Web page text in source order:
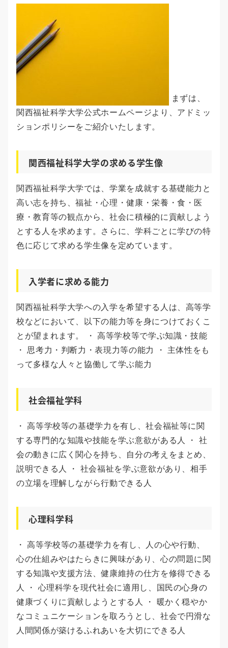
まずは、
関西福祉科学大学公式ホームページより、アドミッ
ションポリシーをご紹介いたします。
関西福祉科学大学の求める学生像
関西福祉科学大学では、学業を成就する基礎能力と
高い志を持ち、福祉・心理・健康・栄養・食・医
療・教育等の観点から、社会に積極的に貢献しよう
とする人を求めます。さらに、学科ごとに学びの特
色に応じて求める学生像を定めています。
入学者に求める能力
関西福祉科学大学への入学を希望する人は、高等学
校などにおいて、以下の能力等を身につけておくこ
とが望まれます。 ・ 高等学校等で学ぶ知識・技能
・ 思考力・判断力・表現力等の能力 ・ 主体性をも
って多様な人々と協働して学ぶ能力
社会福祉学科
・ 高等学校等の基礎学力を有し、社会福祉等に関
する専門的な知識や技能を学ぶ意欲がある人 ・ 社
会の動きに広く関心を持ち、自分の考えをまとめ、
説明できる人 ・ 社会福祉を学ぶ意欲があり、相手
の立場を理解しながら行動できる人
心理科学科
・ 高等学校等の基礎学力を有し、人の心や行動、
心の仕組みやはたらきに興味があり、心の問題に関
する知識や支援方法、健康維持の仕方を修得できる
人 ・ 心理科学を現代社会に適用し、国民の心身の
健康づくりに貢献しようとする人 ・ 暖かく穏やか
なコミュニケーションを取ろうとし、社会で円滑な
人間関係が築けるふれあいを大切にできる人